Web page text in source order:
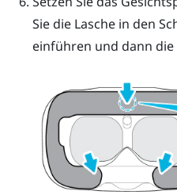
Sie die Lasche in den
einführen und dann